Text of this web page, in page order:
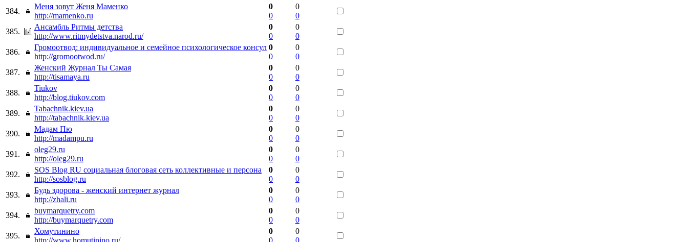
384.
Меня зовут Женя Маменко
http://mamenko.ru
0
0
0
0
385.
Ансамбль Ритмы детства
http://www.ritmydetstva.narod.ru/
0
0
0
0
386.
Громоотвод: индивидуальное и семейное психологическое консул
http://gromootwod.ru/
0
0
0
0
387.
Женский Журнал Ты Самая
http://tisamaya.ru
0
0
0
0
388.
Tiukov
http://blog.tiukov.com
0
0
0
0
389.
Tabachnik.kiev.ua
http://tabachnik.kiev.ua
0
0
0
0
390.
Мадам Пю
http://madampu.ru
0
0
0
0
391.
oleg29.ru
http://oleg29.ru
0
0
0
0
392.
SOS Blog RU социальная блоговая сеть коллективные и персона
http://sosblog.ru
0
0
0
0
393.
Будь здорова - женский интернет журнал
http://zhali.ru
0
0
0
0
394.
buymarquetry.com
http://buymarquetry.com
0
0
0
0
395.
Хомутинино
http://www.homutinino.ru/
0
0
0
0